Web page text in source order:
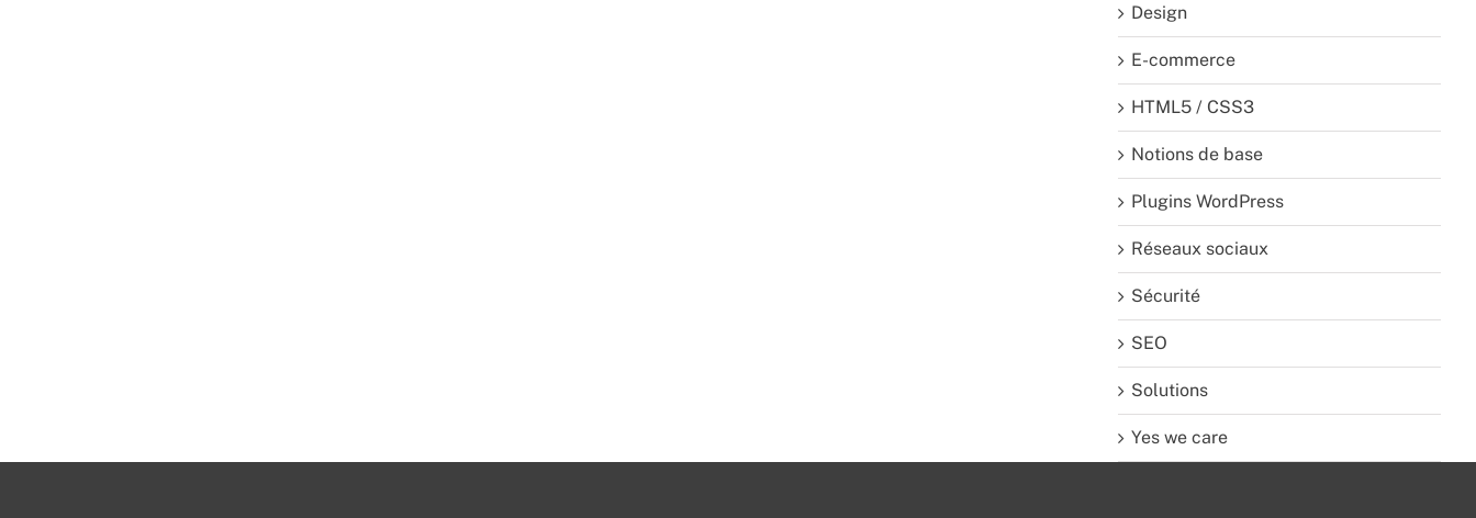
Design
E-commerce
HTML5 / CSS3
Notions de base
Plugins WordPress
Réseaux sociaux
Sécurité
SEO
Solutions
Yes we care